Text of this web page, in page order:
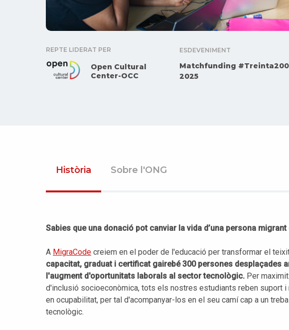
REPTE LIDERAT PER
Open Cultural
Center-OCC
ESDEVENIMENT
Matchfunding
2025
Història Sobre l'ONG
Sabies que una donació pot canviar la vida d’una persona
A MigraCode creiem en el poder de l'educació per transformar el
capacitat, graduat i certificat gairebé 300 persones desplaçades
l'augment d'oportunitats laborals al sector tecnològic. Per
d'inclusió socioeconòmica, tots els nostres estudiants reben suport i
en ocupabilitat, per tal d'acompanyar-los en el seu camí cap a un
tecnològic.